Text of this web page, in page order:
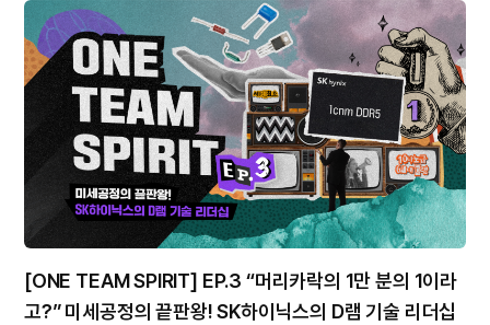
판
형
형
[ONE TEAM SPIRIT] EP.3 “머리카락의 1만 분의 1이라
고?” 미세공정의 끝판왕! SK하이닉스의 D램 기술 리더십